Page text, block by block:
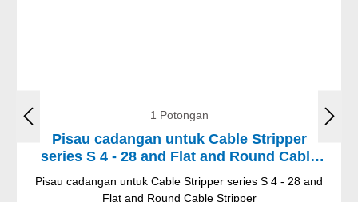
1 Potongan
Pisau cadangan untuk Cable Stripper
series S 4 - 28 and Flat and Round Cable
Stripper
Pisau cadangan untuk Cable Stripper series S 4 - 28 and
Flat and Round Cable Stripper